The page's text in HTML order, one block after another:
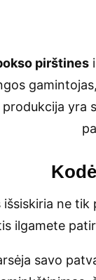
pirštines
produkcija yra
ne tik
ilgamete
savo